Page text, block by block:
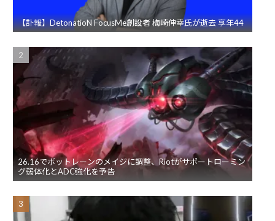
【訃報】DetonatioN FocusMe創設者 梅崎伸幸氏が逝去 享年44
26.16でボットレーンのメイジに調整、Riotがサポートローミン
グ弱体化とADC強化を予告